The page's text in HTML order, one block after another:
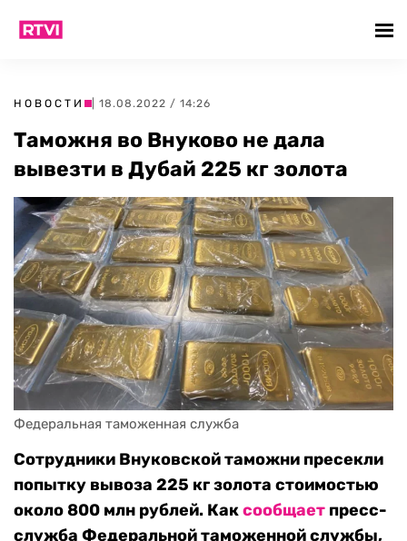
НОВОСТИ | 18.08.2022 / 14:26
Таможня во Внуково не дала
вывезти в Дубай 225 кг золота
Федеральная таможенная служба
Сотрудники Внуковской таможни пресекли
попытку вывоза 225 кг золота стоимостью
около 800 млн рублей. Каксообщает пресс-
служба Федеральной таможенной службы,